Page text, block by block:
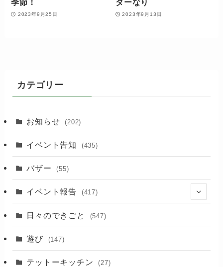
季節！
2023年9月25日
ダーなり
2023年9月13日
カテゴリー
お知らせ (202)
イベント告知 (435)
バザー (55)
イベント報告 (417)
(2)
日々のできごと (547)
遊び (147)
テットーキッチン (27)